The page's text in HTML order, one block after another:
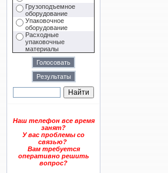
Грузоподъемное
оборудование
Упаковочное
оборудование
Расходные
упаковочные
материалы
Наш телефон все время
занят?
У вас проблемы со
связью?
Вам требуется
оперативно решить
вопрос?